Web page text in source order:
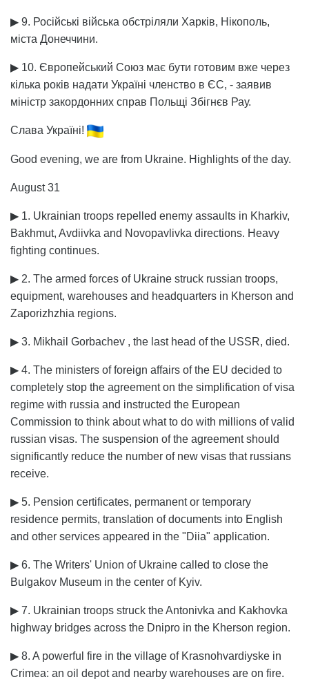
▶ 9. Російські війська обстріляли Харків, Нікополь,
міста Донеччини.
▶ 10. Європейський Союз має бути готовим вже через
кілька років надати Україні членство в ЄС, - заявив
міністр закордонних справ Польщі Збігнєв Рау.
Слава Україні!
Good evening, we are from Ukraine. Highlights of the day.
August 31
▶ 1. Ukrainian troops repelled enemy assaults in Kharkiv,
Bakhmut, Avdiivka and Novopavlivka directions. Heavy
fighting continues.
▶ 2. The armed forces of Ukraine struck russian troops,
equipment, warehouses and headquarters in Kherson and
Zaporizhzhia regions.
▶ 3. Mikhail Gorbachev , the last head of the USSR, died.
▶ 4. The ministers of foreign affairs of the EU decided to
completely stop the agreement on the simplification of visa
regime with russia and instructed the European
Commission to think about what to do with millions of valid
russian visas. The suspension of the agreement should
significantly reduce the number of new visas that russians
receive.
▶ 5. Pension certificates, permanent or temporary
residence permits, translation of documents into English
and other services appeared in the "Diia" application.
▶ 6. The Writers' Union of Ukraine called to close the
Bulgakov Museum in the center of Kyiv.
▶ 7. Ukrainian troops struck the Antonivka and Kakhovka
highway bridges across the Dnipro in the Kherson region.
▶ 8. A powerful fire in the village of Krasnohvardiyske in
Crimea: an oil depot and nearby warehouses are on fire.